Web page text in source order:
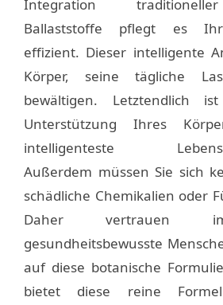
Integration
Ballaststoffe pflegt es
effizient. Dieser intelligente
Körper, seine tägliche
bewältigen. Letztendlich
Unterstützung Ihres
intelligenteste
Außerdem müssen Sie sich
schädliche Chemikalien oder
Daher vertrauen
gesundheitsbewusste
auf diese botanische
bietet diese reine